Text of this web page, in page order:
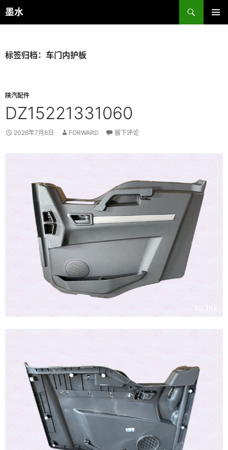
跳
至
墨水
搜
索
标签归档：车门内护板
陕汽配件
DZ15221331060
2026年7月6日 FORWARD 留下评论